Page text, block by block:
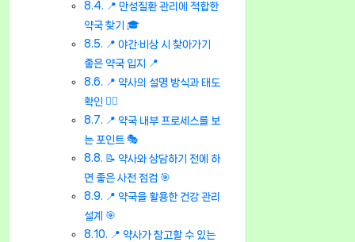
📍 만성질환 관리에 적합한
약국 찾기 🎓
📍 야간·비상 시 찾아가기
좋은 약국 입지 📍
📍 약사의 설명 방식과 태도
확인 👨‍⚕️
📍 약국 내부 프로세스를 보
는 포인트 🎭
📝 약사와 상담하기 전에 하
면 좋은 사전 점검 🎯
📍 약국을 활용한 건강 관리
설계 🎯
📍 약사가 참고할 수 있는